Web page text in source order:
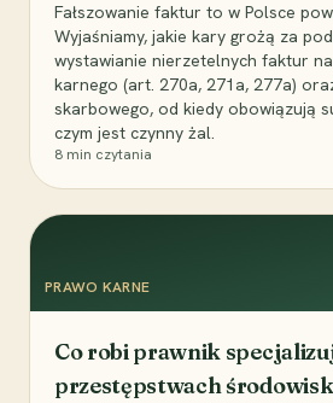
Fałszowanie faktur to w Polsce
Wyjaśniamy, jakie kary grożą za
wystawianie nierzetelnych faktur
karnego (art. 270a, 271a, 277a)
skarbowego, od kiedy obowiązują
czym jest czynny żal.
8 min czytania
PRAWO KARNE
Co robi prawnik
przestępstwach